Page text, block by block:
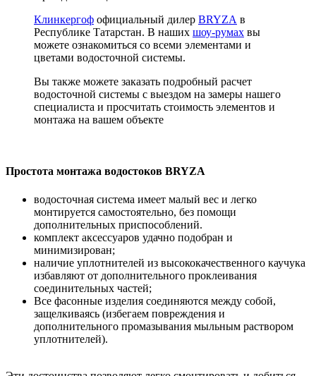
Клинкергоф официальный дилер BRYZA в
Республике Татарстан. В наших шоу-румах вы
можете ознакомиться со всеми элементами и
цветами водосточной системы.
Вы также можете заказать подробный расчет
водосточной системы с выездом на замеры нашего
специалиста и просчитать стоимость элементов и
монтажа на вашем объекте
Простота монтажа водостоков BRYZA
водосточная система имеет малый вес и легко
монтируется самостоятельно, без помощи
дополнительных приспособлений.
комплект аксессуаров удачно подобран и
минимизирован;
наличие уплотнителей из высококачественного каучука
избавляют от дополнительного проклеивания
соединительных частей;
Все фасонные изделия соединяются между собой,
защелкиваясь (избегаем повреждения и
дополнительного промазывания мыльным раствором
уплотнителей).